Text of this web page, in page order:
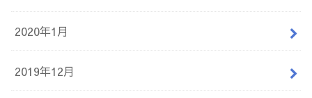
2020年1月
2019年12月